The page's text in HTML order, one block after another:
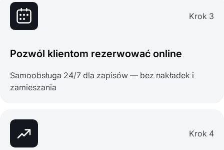
Krok 3
Pozwól klientom rezerwować online
Samoobsługa 24/7 dla zapisów — bez nakładek i
zamieszania
Krok 4